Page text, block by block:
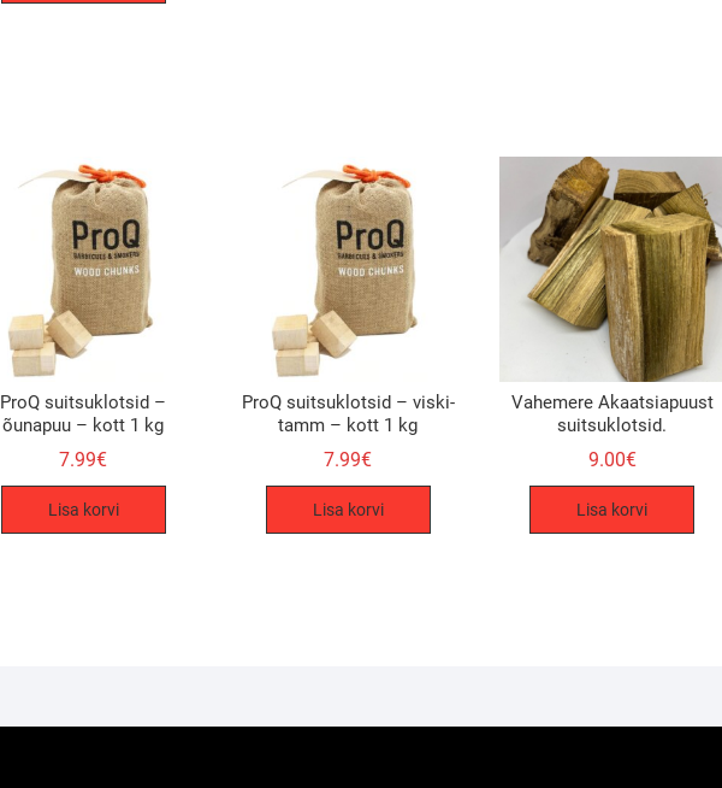
ProQ suitsuklotsid –
õunapuu – kott 1 kg
7.99€
Lisa korvi
ProQ suitsuklotsid – viski-
tamm – kott 1 kg
7.99€
Lisa korvi
Vahemere Akaatsiapuust
suitsuklotsid.
9.00€
Lisa korvi